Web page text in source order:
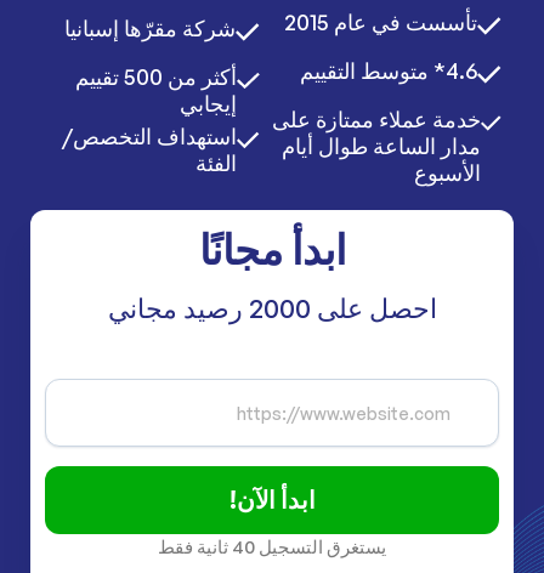
تأسست في عام 2015
4.6* متوسط التقييم
خدمة عملاء ممتازة على
مدار الساعة طوال أيام
الأسبوع
شركة مقرّها إسبانيا
أكثر من 500 تقييم
إيجابي
استهداف التخصص/
الفئة
ابدأ مجانًا
احصل على 2000 رصيد مجاني
ابدأ الآن!
يستغرق التسجيل 40 ثانية فقط